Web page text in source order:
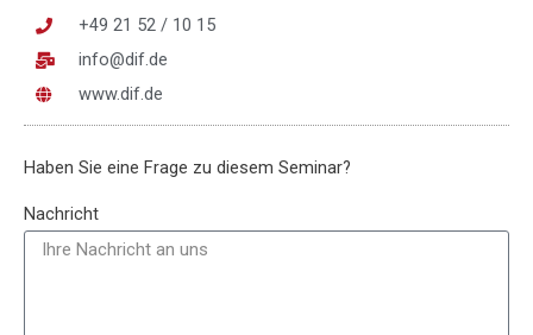
+49 21 52 / 10 15
info@dif.de
www.dif.de
Haben Sie eine Frage zu diesem Seminar?
Nachricht